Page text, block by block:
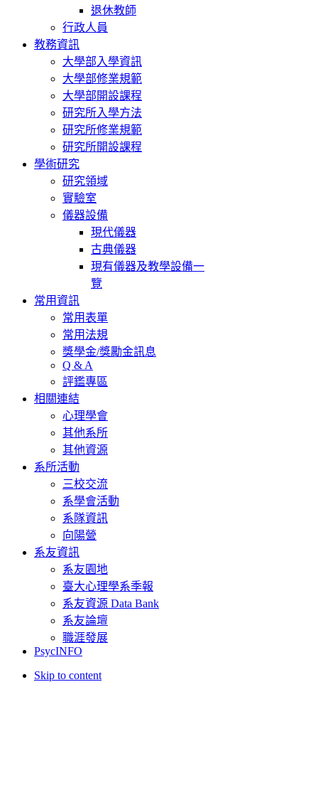
退休教師
行政人員
教務資訊
大學部入學資訊
大學部修業規範
大學部開設課程
研究所入學方法
研究所修業規範
研究所開設課程
學術研究
研究領域
實驗室
儀器設備
現代儀器
古典儀器
現有儀器及教學設備一
覽
常用資訊
常用表單
常用法規
獎學金/獎勵金訊息
Q & A
評鑑專區
相關連結
心理學會
其他系所
其他資源
系所活動
三校交流
系學會活動
系隊資訊
向陽營
系友資訊
系友園地
臺大心理學系季報
系友資源 Data Bank
系友論壇
職涯發展
PsycINFO
Skip to content